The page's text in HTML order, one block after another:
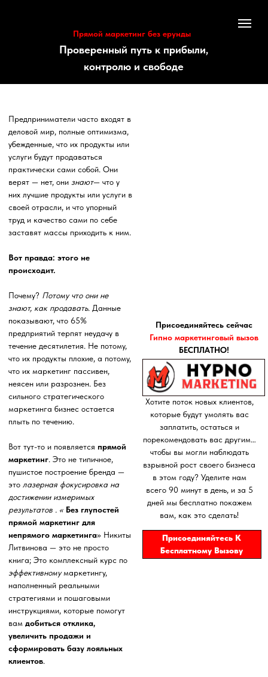
Проверенный путь к прибыли,
контролю и свободе
Предприниматели часто входят в
практически сами собой. Они
верят — нет, онизнают— что у
своей отрасли, и что упорный
труд и качество сами по себе
заставят массы приходить к ним.
Вот правда: этого не
происходит.
Почему? Потому что они не
знают, как продавать. Данные
предприятий терпят неудачу в
что их продукты плохие, а потому,
неясен или разрознен. Без
маркетинга бизнес остается
плыть по течению.
Вот тут-то и появляется прямой
пушистое построение бренда —
этолазерная фокусировка на
результатов . « Без глупостей
прямой маркетинг для
непрямого маркетинга» Никиты
книга; Это комплексный курс по
эффективномумаркетингу,
вамдобиться отклика,
сформировать базу лояльных
клиентов.
Давайте разберёмся, почему
прямой маркетинг отличается от
других, является необходимым и,
честно говоря,
неиспользованным активом
вашего бизнеса.
Присоединяйтесь сейчас
которые будут умолять вас
чтобы вы могли наблюдать
взрывной рост своего бизнеса
в этом году? Уделите нам
всего 90 минут в день, и за 5
дней мы бесплатно покажем
вам, как это сделать!
Присоединяйтесь К
Бесплатному Вызову